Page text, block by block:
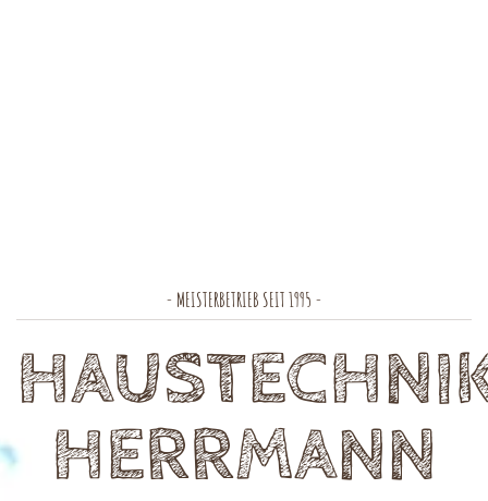
- MEISTERBETRIEB SEIT 1995 -
HERRMANN